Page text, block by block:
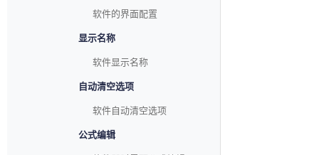
软件的界面配置
显示名称
软件显示名称
自动清空选项
软件自动清空选项
公式编辑